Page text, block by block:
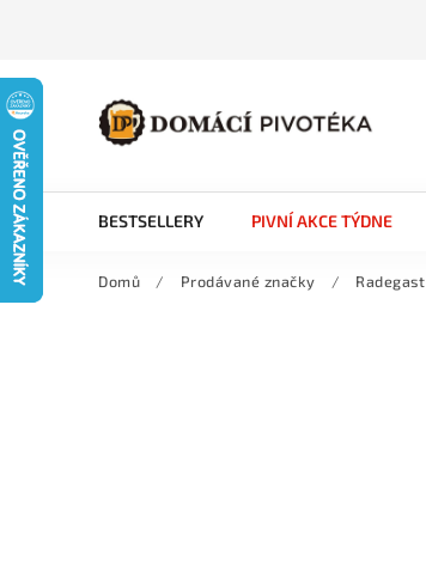
BESTSELLERY PIVNÍ AKCE TÝDNE
Domů / Prodávané značky / Radegast